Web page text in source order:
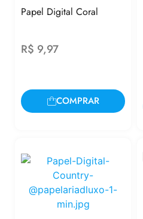
Papel Digital Coral
R$ 9,97
COMPRAR